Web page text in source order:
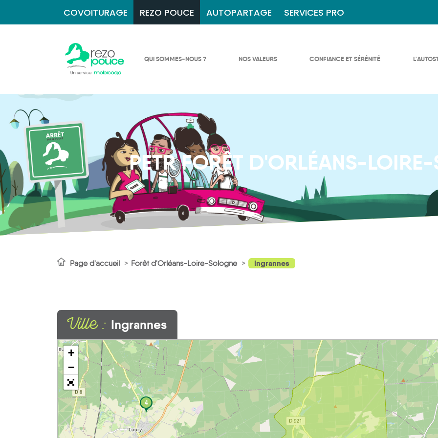
COVOITURAGE REZO POUCE AUTOPARTAGE SERVICES PRO
QUI SOMMES-NOUS ? NOS VALEURS CONFIANCE ET SÉRÉNITÉ
PETR FORÊT D'ORLÉANS-
Page d'accueil Forêt d'Orléans-Loire-Sologne Ingrannes
Ville : Ingrannes
4
+
−